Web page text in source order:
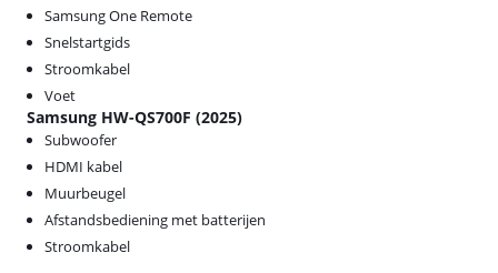
Samsung One Remote
Snelstartgids
Stroomkabel
Voet
Samsung HW-QS700F (2025)
Subwoofer
HDMI kabel
Muurbeugel
Afstandsbediening met batterijen
Stroomkabel